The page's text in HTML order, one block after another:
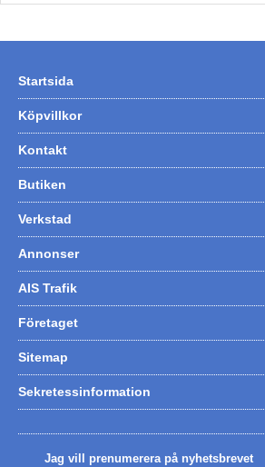
Båttillbehör
Hummertina
Victron - Batteriladdare
CTEK - Batteriladdare
Webasto - Dieselvärmare
Calix - Packline - Takboxar
Thule - Takboxar
Thule - Lasthållare
LAGERRENSING
Begagnade Motorer & Båtar
Startsida
Köpvillkor
Kontakt
Butiken
Verkstad
Annonser
AIS Trafik
Företaget
Sitemap
Sekretessinformation
Jag vill prenumerera på nyhetsbrevet